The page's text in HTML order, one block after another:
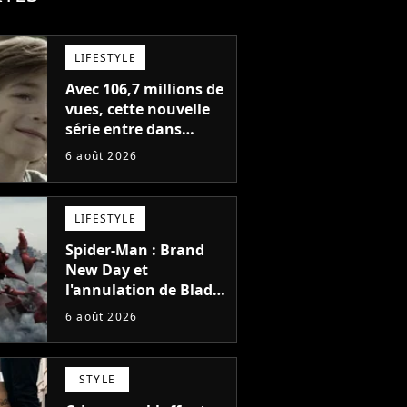
LIFESTYLE
Avec 106,7 millions de
vues, cette nouvelle
série entre dans
l'histoire de Netflix en
6 août 2026
LIFESTYLE
Spider-Man : Brand
New Day et
l'annulation de Blade
montrent que Marvel
faire quoi que ce soit
de simple
6 août 2026
STYLE